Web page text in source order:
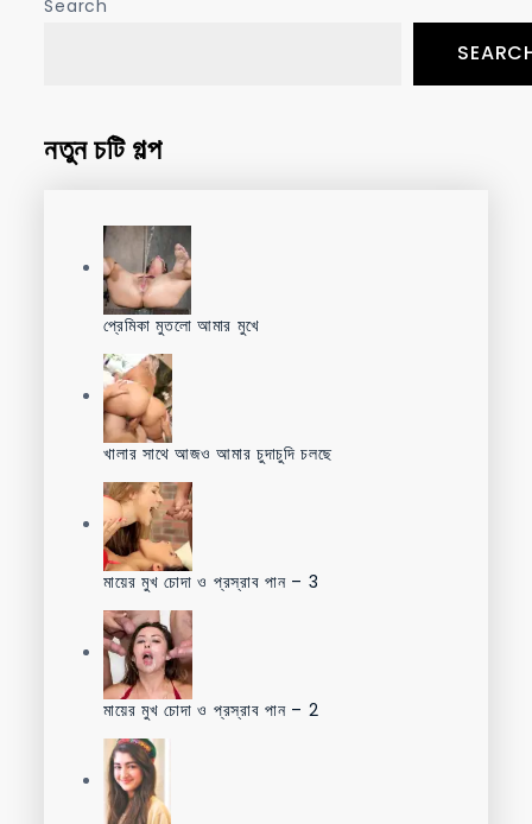
Search
নতুন চটি গল্প
প্রেমিকা মুতলো আমার মুখে
খালার সাথে আজও আমার চুদাচুদি চলছে
মায়ের মুখ চোদা ও প্রস্রাব পান – 3
মায়ের মুখ চোদা ও প্রস্রাব পান – 2